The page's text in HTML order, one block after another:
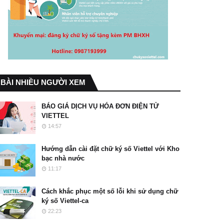
BÀI NHIỀU NGƯỜI XEM
BÁO GIÁ DỊCH VỤ HÓA ĐƠN ĐIỆN TỬ
VIETTEL
14:57
Hướng dẫn cài đặt chữ ký số Viettel với Kho
bạc nhà nước
11:17
Cách khắc phục một số lỗi khi sử dụng chữ
ký số Viettel-ca
22:23